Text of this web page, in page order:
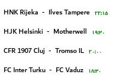
HNK Rijeka - Ilves Tampere ۲۲:۱۵
HJK Helsinki - Motherwell ۱۹:۳۰
CFR 1907 Cluj - Tromso IL ۲۰:۰۰
FC Inter Turku - FC Vaduz ۱۸:۳۰